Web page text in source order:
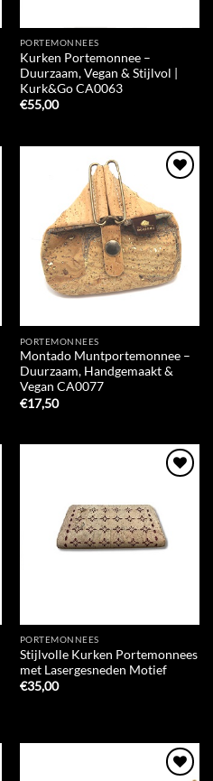
PORTEMONNEES
Kurken Portemonnee –
Duurzaam, Vegan & Stijlvol |
Kurk&Go CA0063
€55,00
Wishlist
PORTEMONNEES
Montado Muntportemonnee –
Duurzaam, Handgemaakt &
Vegan CA0077
€17,50
PORTEMONNEES
Stijlvolle Kurken Portemonnees
met Lasergesneden Motief
€35,00